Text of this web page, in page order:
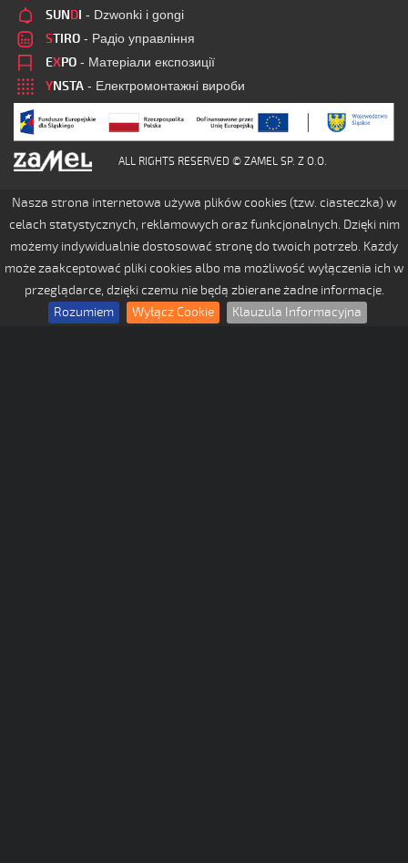
SUNDI - Dzwonki i gongi
STIRO - Радіо управління
EXPO - Матеріали експозиції
YNSTA - Електромонтажні вироби
ALL RIGHTS RESERVED © ZAMEL SP. Z O.O.
Nasza strona internetowa używa plików cookies (tzw. ciasteczka) w
celach statystycznych, reklamowych oraz funkcjonalnych. Dzięki nim
możemy indywidualnie dostosować stronę do twoich potrzeb. Każdy
może zaakceptować pliki cookies albo ma możliwość wyłączenia ich w
przeglądarce, dzięki czemu nie będą zbierane żadne informacje.
Rozumiem
Wyłącz Cookie Klauzula Informacyjna